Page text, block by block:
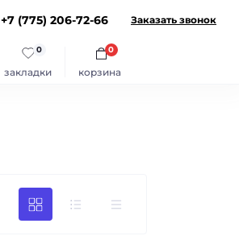
+7 (775) 206-72-66 Заказать звонок
закладки
0
корзина
0